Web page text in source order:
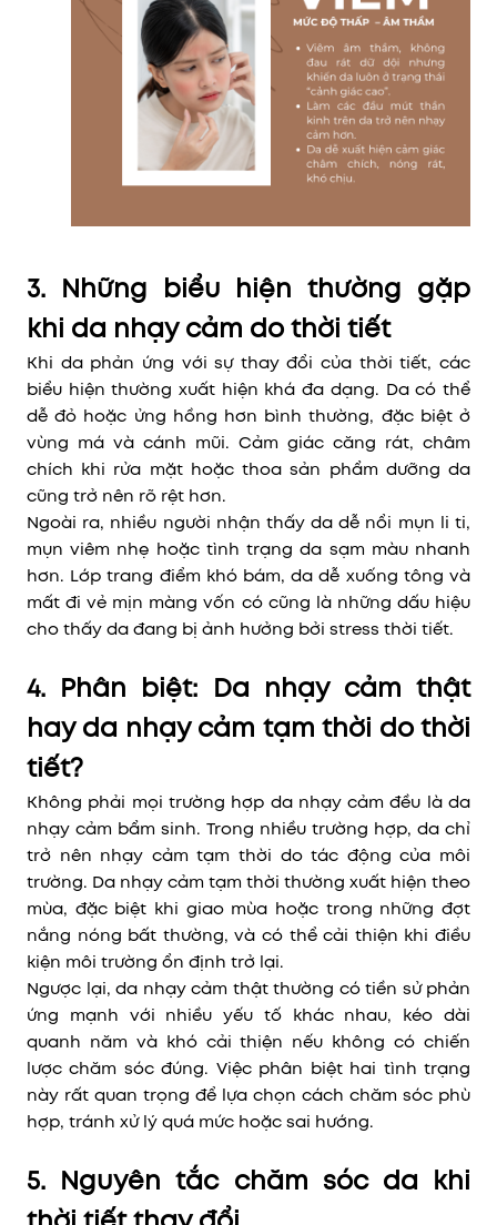
3. Những biểu hiện thường gặp
khi da nhạy cảm do thời tiết
Khi da phản ứng với sự thay đổi của thời tiết, các
biểu hiện thường xuất hiện khá đa dạng. Da có thể
dễ đỏ hoặc ửng hồng hơn bình thường, đặc biệt ở
vùng má và cánh mũi. Cảm giác căng rát, châm
chích khi rửa mặt hoặc thoa sản phẩm dưỡng da
cũng trở nên rõ rệt hơn.
Ngoài ra, nhiều người nhận thấy da dễ nổi mụn li ti,
mụn viêm nhẹ hoặc tình trạng da sạm màu nhanh
hơn. Lớp trang điểm khó bám, da dễ xuống tông và
mất đi vẻ mịn màng vốn có cũng là những dấu hiệu
cho thấy da đang bị ảnh hưởng bởi stress thời tiết.
4. Phân biệt: Da nhạy cảm thật
hay da nhạy cảm tạm thời do thời
tiết?
Không phải mọi trường hợp da nhạy cảm đều là da
nhạy cảm bẩm sinh. Trong nhiều trường hợp, da chỉ
trở nên nhạy cảm tạm thời do tác động của môi
trường. Da nhạy cảm tạm thời thường xuất hiện theo
mùa, đặc biệt khi giao mùa hoặc trong những đợt
nắng nóng bất thường, và có thể cải thiện khi điều
kiện môi trường ổn định trở lại.
Ngược lại, da nhạy cảm thật thường có tiền sử phản
ứng mạnh với nhiều yếu tố khác nhau, kéo dài
quanh năm và khó cải thiện nếu không có chiến
lược chăm sóc đúng. Việc phân biệt hai tình trạng
này rất quan trọng để lựa chọn cách chăm sóc phù
hợp, tránh xử lý quá mức hoặc sai hướng.
5. Nguyên tắc chăm sóc da khi